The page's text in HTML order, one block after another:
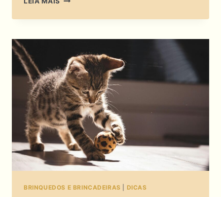
BRINQUEDOS
GATOS
TRANSFORMAR
MATERIAL
RECICLÁVEL
EM
DIVERSÃO?
BRINQUEDOS E BRINCADEIRAS DICAS